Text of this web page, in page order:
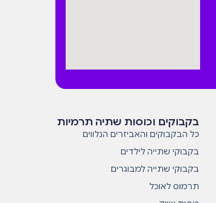
בקבוקים וכוסות שתיה תרמיות
כל הבקבוקים והאביזרים הנלווים
בקבוקי שתייה לילדים
בקבוקי שתייה למבוגרים
תרמוס לאוכל